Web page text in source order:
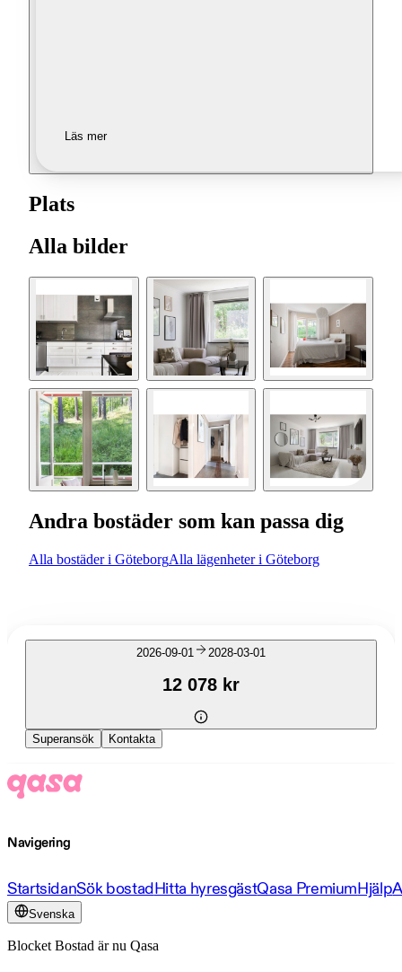
Läs mer
Plats
Alla bilder
Andra bostäder som kan passa dig
Alla bostäder i GöteborgAlla lägenheter i Göteborg
2026-09-01 2028-03-01
12 078 kr
Superansök Kontakta
Navigering
StartsidanSök bostadHitta hyresgästQasa PremiumHjälp
Svenska
Blocket Bostad är nu Qasa